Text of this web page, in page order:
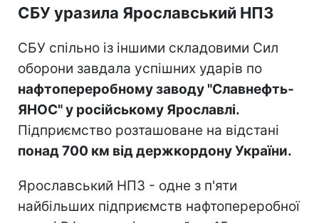
СБУ уразила Ярославський НПЗ
СБУ спільно із іншими складовими Сил
оборони завдала успішних ударів по
нафтопереробному заводу "Славнефть-
ЯНОС" у російському Ярославлі.
Підприємство розташоване на відстані
понад 700 км від держкордону України.
Ярославський НПЗ - одне з п'яти
найбільших підприємств нафтопереробної